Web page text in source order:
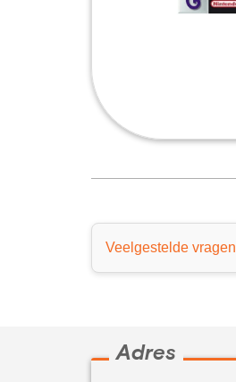
Veelgestelde vragen
Adres